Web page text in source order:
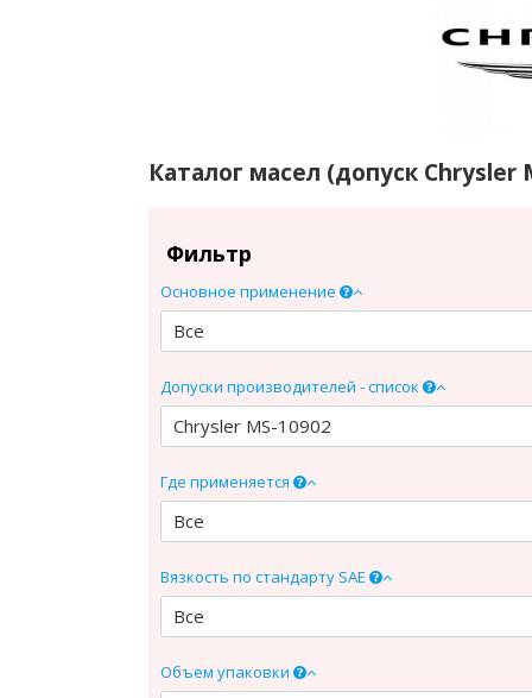
Каталог масел (допуск Chrysler
Фильтр
Основное применение
Все
Допуски производителей - список
Chrysler MS-10902
Где применяется
Все
Вязкость по стандарту SAE
Все
Объем упаковки